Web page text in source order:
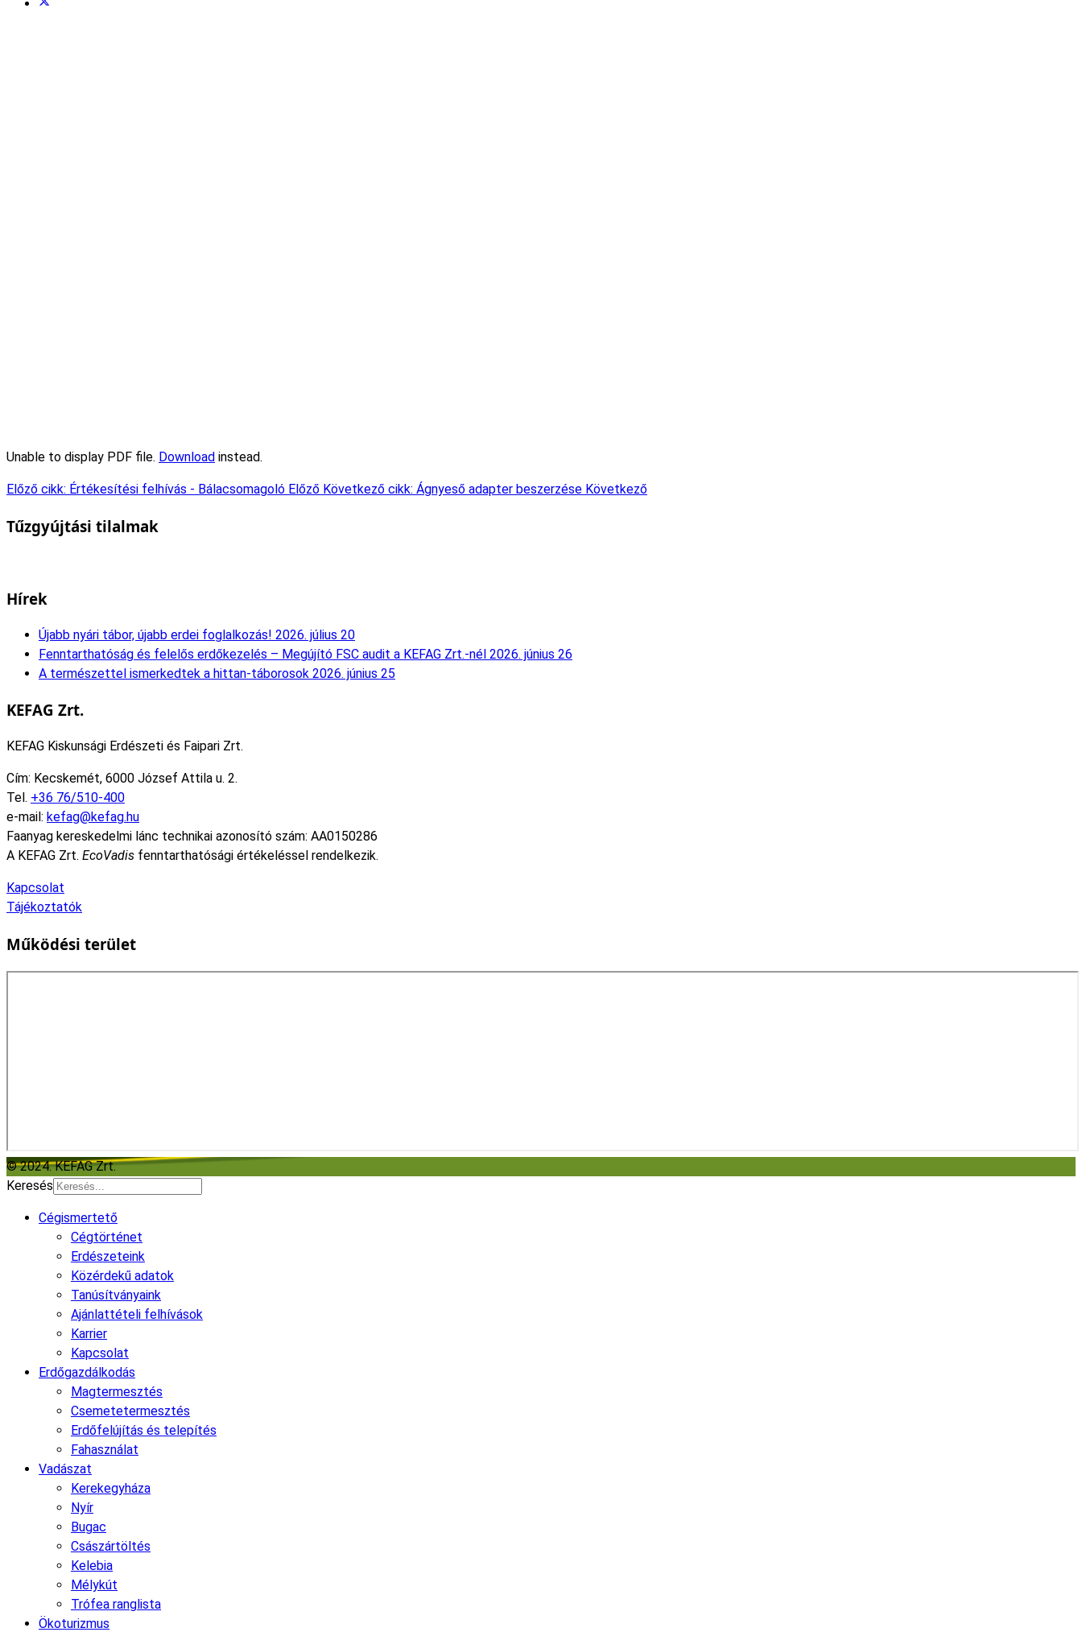
Unable to display PDF file. Download instead.
Előző cikk: Értékesítési felhívás - Bálacsomagoló Előző Következő cikk: Ágnyeső adapter beszerzése Következő
Tűzgyújtási tilalmak
Hírek
Újabb nyári tábor, újabb erdei foglalkozás! 2026. július 20
Fenntarthatóság és felelős erdőkezelés – Megújító FSC audit a KEFAG Zrt.-nél 2026. június 26
A természettel ismerkedtek a hittan-táborosok 2026. június 25
KEFAG Zrt.
KEFAG Kiskunsági Erdészeti és Faipari Zrt.
Cím: Kecskemét, 6000 József Attila u. 2.
Tel. +36 76/510-400
e-mail: kefag@kefag.hu
Faanyag kereskedelmi lánc technikai azonosító szám: AA0150286
A KEFAG Zrt. EcoVadis fenntarthatósági értékeléssel rendelkezik.
Kapcsolat
Tájékoztatók
Működési terület
© 2024. KEFAG Zrt.
Keresés
Cégismertető
Cégtörténet
Erdészeteink
Közérdekű adatok
Tanúsítványaink
Ajánlattételi felhívások
Karrier
Kapcsolat
Erdőgazdálkodás
Magtermesztés
Csemetetermesztés
Erdőfelújítás és telepítés
Fahasználat
Vadászat
Kerekegyháza
Nyír
Bugac
Császártöltés
Kelebia
Mélykút
Trófea ranglista
Ökoturizmus